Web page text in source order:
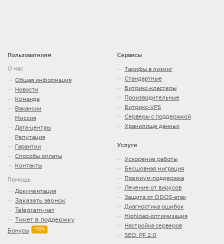
Пользователям
О нас
Общая информация
Новости
Команда
Вакансии
Миссия
Дата-центры
Репутация
Гарантии
Способы оплаты
Контакты
Помощь
Документация
Заказать звонок
Telegram-чат
Тикет в поддержку
Бонусы +35%
Сервисы
Тарифы в лизинг
Стандартные
Битрикс-кластеры
Производительные
Битрикс-VPS
Серверы с поддержкой
Хранилище данных
Услуги
Ускорение работы
Бесшовная миграция
Премиум-поддержка
Лечение от вирусов
Защита от DDOS-атак
Диагностика ошибок
Highload-оптимизация
Настройка серверов
SEO: PF 2.0